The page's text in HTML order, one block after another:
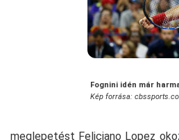
Fognini idén már
Kép forrása:
meglepetést Feliciano Lopez